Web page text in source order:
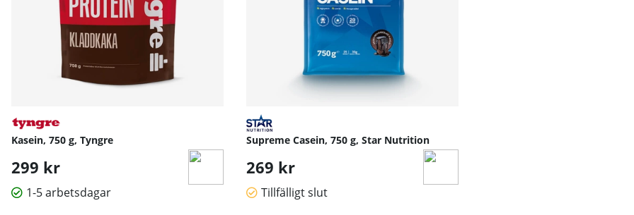
Kasein, 750 g, Tyngre
299 kr
1-5 arbetsdagar
Supreme Casein, 750 g, Star Nutrition
269 kr
Tillfälligt slut